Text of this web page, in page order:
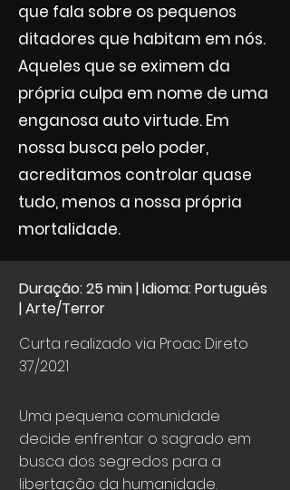
que fala sobre os pequenos
ditadores que habitam em nós.
Aqueles que se eximem da
própria culpa em nome de uma
enganosa auto virtude. Em
nossa busca pelo poder,
acreditamos controlar quase
tudo, menos a nossa própria
mortalidade.
Duração: 25 min | Idioma: Português
| Arte/Terror
Curta realizado via Proac Direto
37/2021
Uma pequena comunidade
decide enfrentar o sagrado em
busca dos segredos para a
libertação da humanidade.